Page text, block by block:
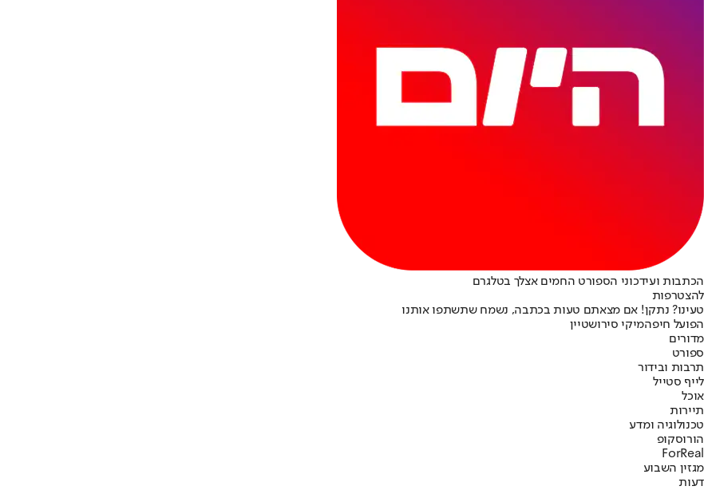
הכתבות ועידכוני הספורט החמים אצלך בטלגרם
להצטרפות
טעינו? נתקן! אם מצאתם טעות בכתבה, נשמח שתשתפו אותנו
הפועל חיפהמיקי סירושטיין
מדורים
ספורט
תרבות ובידור
לייף סטייל
אוכל
תיירות
טכנולוגיה ומדע
הורוסקופ
ForReal
מגזין השבוע
דעות